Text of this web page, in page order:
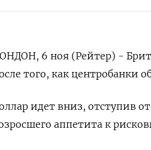
6 ноя (Рейтер) -
того, как центробанки
идет вниз, отступив
аппетита к